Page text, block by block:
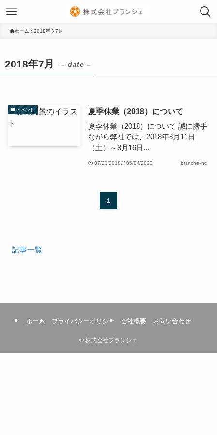
ホーム 2018年 7月
2018年7月 – date –
イベント 夏季休業（2018）について
夏季休業（2018）について 誠に勝手
ながら弊社では、2018年8月11日
（土）～8月16日...
07/23/2018 05/04/2023 branche-inc
1
記事一覧
ホーム プライバシーポリシー 会社概要 お問い合わせ
© 株式会社ブランシェ